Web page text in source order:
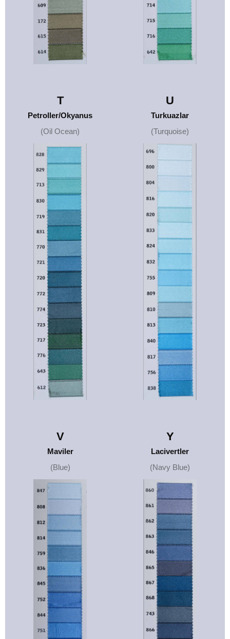
T
Petroller/Okyanus
(Oil Ocean)
U
Turkuazlar
(Turquoise)
V
Maviler
(Blue)
Y
Lacivertler
(Navy Blue)